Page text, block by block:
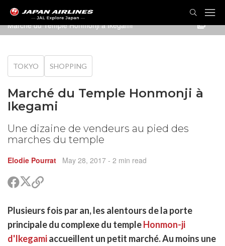
Marché du Temple Honmonji à Ikegami
TOKYO SHOPPING
Marché du Temple Honmonji à
Ikegami
Une dizaine de vendeurs au pied des
marches du temple
Elodie Pourrat May 28, 2017 - 2 min read
PartagerPartager
sur
Copier
pour
partager
Plusieurs fois par an, les alentours de la porte
principale du complexe du templeHonmon-ji
d'Ikegamiaccueillent un petit marché. Au moins une